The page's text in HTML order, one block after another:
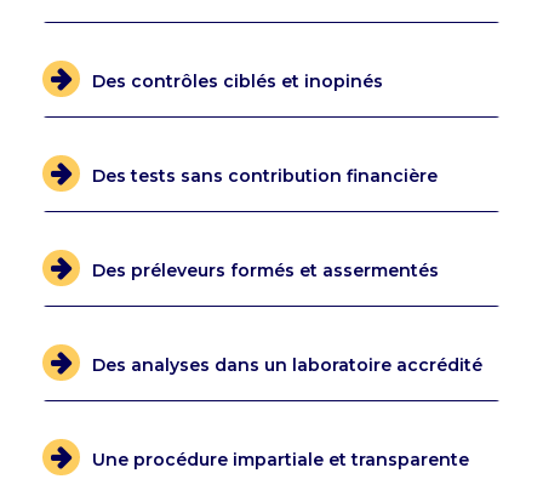
Des contrôles ciblés et inopinés
Des tests sans contribution financière
Des préleveurs formés et assermentés
Des analyses dans un laboratoire accrédité
Une procédure impartiale et transparente